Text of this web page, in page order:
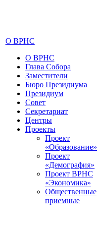
О ВРНС
О ВРНС
Глава Собора
Заместители
Бюро Президиума
Президиум
Совет
Секретариат
Центры
Проекты
Проект
«Образование»
Проект
«Демография»
Проект ВРНС
«Экономика»
Общественные
приемные